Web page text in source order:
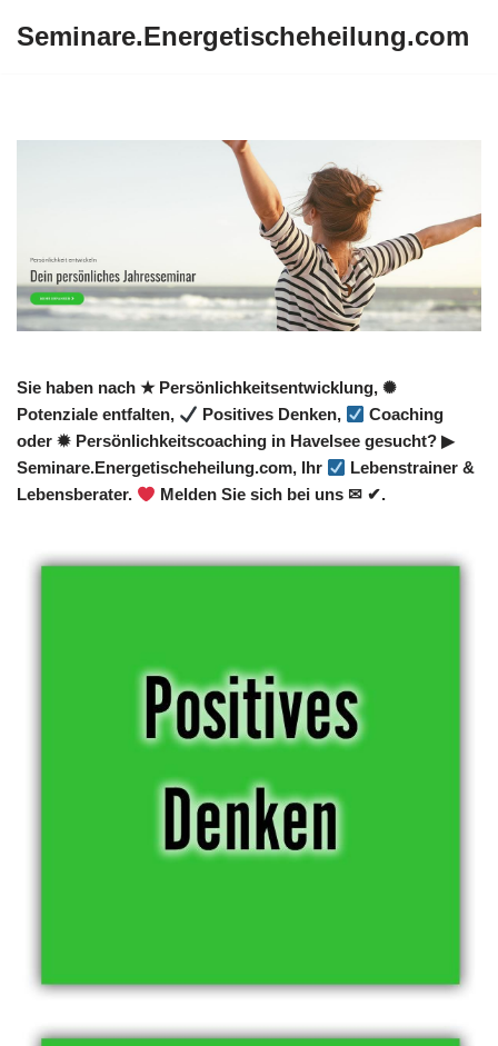
Seminare.Energetischeheilung.com
Sie haben nach ★ Persönlichkeitsentwicklung, ✺
Potenziale entfalten,
Positives Denken,
Coaching
oder ✹ Persönlichkeitscoaching in Havelsee gesucht? ▶︎
Seminare.Energetischeheilung.com, Ihr
Lebenstrainer &
Lebensberater.
Melden Sie sich bei uns ✉ ✔.